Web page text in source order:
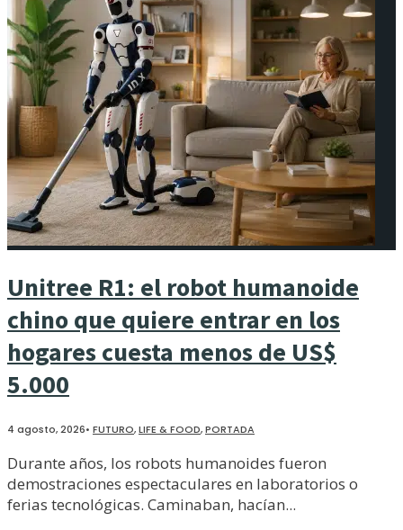
Unitree R1: el robot humanoide
chino que quiere entrar en los
hogares cuesta menos de US$
5.000
4 agosto, 2026• FUTURO,LIFE & FOOD,PORTADA
Durante años, los robots humanoides fueron
demostraciones espectaculares en laboratorios o
ferias tecnológicas. Caminaban, hacían...